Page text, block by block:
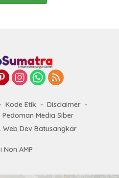
Kode Etik
Disclaimer
Pedoman Media Siber
Web Dev Batusangkar
Non AMP